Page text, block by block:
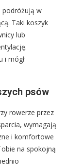
podróżują w
Taki koszyk
lub
i mógł
psów
rowerze przez
wymagają
i komfortowe
na spokojną